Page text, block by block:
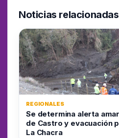
Noticias relacionadas
REGIONALES
Se determina alerta
de Castro y evacuación
La Chacra